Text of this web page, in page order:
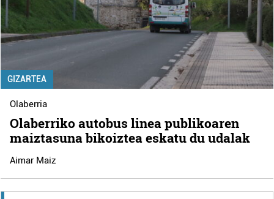
GIZARTEA
Olaberria
Olaberriko autobus linea publikoaren
maiztasuna bikoiztea eskatu du udalak
Aimar Maiz